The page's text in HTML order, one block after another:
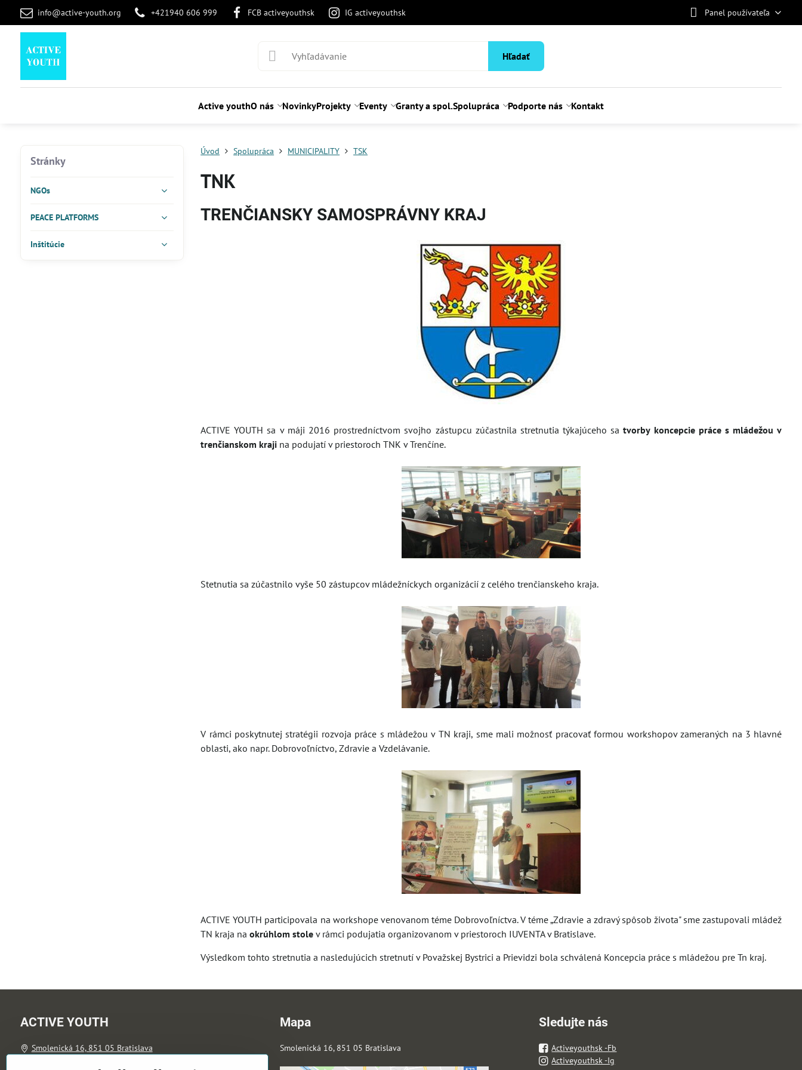
info@active-youth.org +421940 606 999 FCB activeyouthsk IG activeyouthsk Panel používateľa
Hľadať
Active youthO nás NovinkyProjekty Eventy Granty a spol.Spolupráca Podporte nás Kontakt
Úvod Spolupráca MUNICIPALITY TSK
TNK
TRENČIANSKY SAMOSPRÁVNY KRAJ
ACTIVE YOUTH sa v máji 2016 prostredníctvom svojho zástupcu zúčastnila stretnutia týkajúceho satvorby koncepcie práce s mládežou v
trenčianskom kraji na podujatí v priestoroch TNK v Trenčíne.
Stetnutia sa zúčastnilo vyše 50 zástupcov mládežníckych organizácií z celého trenčianskeho kraja.
V rámci poskytnutej stratégii rozvoja práce s mládežou v TN kraji, sme mali možnosť pracovať formou workshopov zameraných na 3 hlavné
oblasti, ako napr. Dobrovoľníctvo, Zdravie a Vzdelávanie.
ACTIVE YOUTH participovala na workshope venovanom téme Dobrovoľníctva. V téme „Zdravie a zdravý spôsob života" sme zastupovali mládež
TN kraja naokrúhlom stole v rámci podujatia organizovanom v priestoroch IUVENTA v Bratislave.
Výsledkom tohto stretnutia a nasledujúcich stretnutí v Považskej Bystrici a Prievidzi bola schválená Koncepcia práce s mládežou pre Tn kraj.
Stránky
NGOs
PEACE PLATFORMS
Inštitúcie
ACTIVE YOUTH
Smolenická 16, 851 05 Bratislava
Mapa
Smolenická 16, 851 05 Bratislava
Sledujte nás
Activeyouthsk -Fb
Activeyouthsk -Ig